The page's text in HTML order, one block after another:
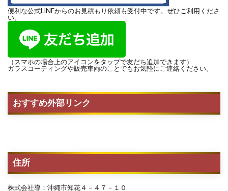
便利な公式LINEからのお見積もり依頼も受付中です。ぜひご利用くださ
い。
（スマホの場合上のアイコンをタップで友だち追加できます）
ガラスコーティングや販売車両のことでもお気軽にご連絡ください。
おすすめ外部リンク
住所
株式会社導：沖縄市知花４－４７－１０